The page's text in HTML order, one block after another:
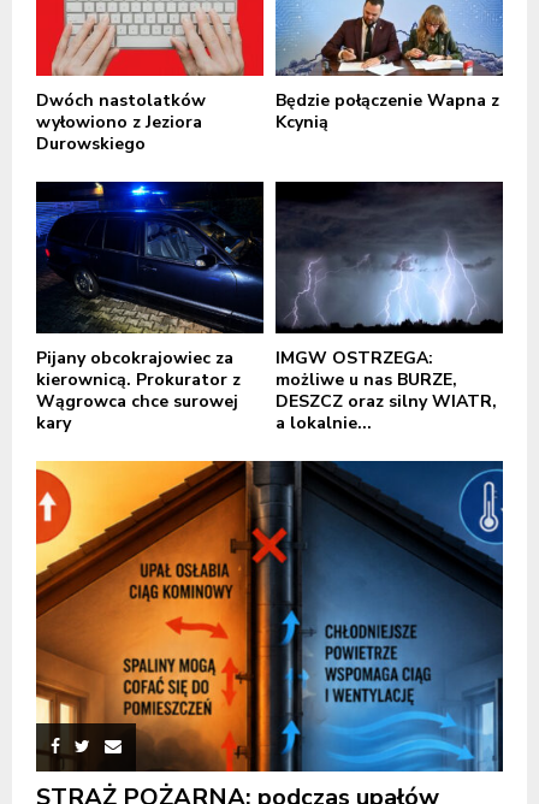
Dwóch nastolatków
wyłowiono z Jeziora
Durowskiego
Będzie połączenie Wapna z
Kcynią
Pijany obcokrajowiec za
kierownicą. Prokurator z
Wągrowca chce surowej
kary
IMGW OSTRZEGA:
możliwe u nas BURZE,
DESZCZ oraz silny WIATR,
a lokalnie...